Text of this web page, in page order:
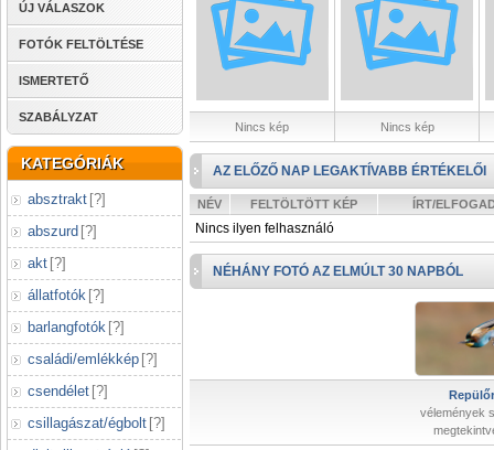
ÚJ VÁLASZOK
FOTÓK FELTÖLTÉSE
ISMERTETŐ
SZABÁLYZAT
KATEGÓRIÁK
absztrakt [?]
abszurd [?]
akt [?]
állatfotók [?]
barlangfotók [?]
családi/emlékkép [?]
csendélet [?]
csillagászat/égbolt [?]
Nincs kép Nincs kép
AZ ELŐZŐ NAP LEGAKTÍVABB ÉRTÉKELŐI
NÉV FELTÖLTÖTT KÉP ÍRT/
Nincs ilyen felhasználó
NÉHÁNY FOTÓ AZ ELMÚLT 30 NAPBÓL
vélemények